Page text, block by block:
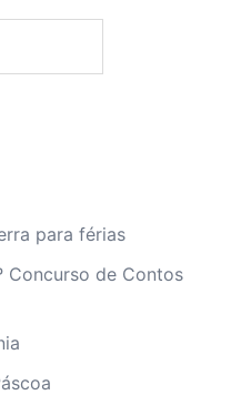
para férias
Concurso de Contos